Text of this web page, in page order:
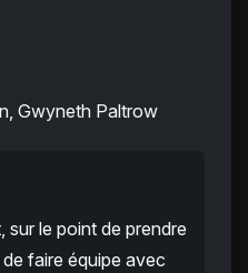
Gwyneth Paltrow
sur le point de prendre
faire équipe avec